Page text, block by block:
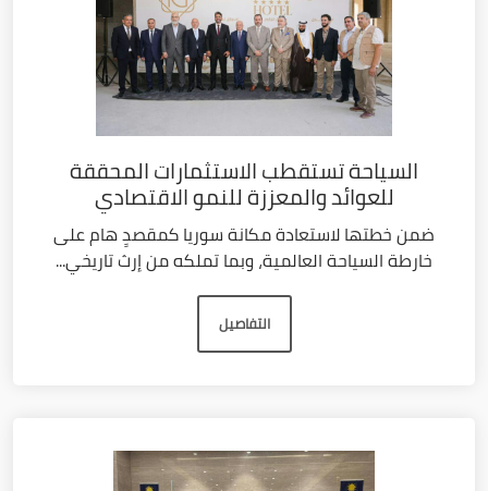
السياحة تستقطب الاستثمارات المحققة
للعوائد والمعززة للنمو الاقتصادي
ضمن خطتها لاستعادة مكانة سوريا كمقصدٍ هام على
خارطة السياحة العالمية، وبما تملكه من إرث تاريخي...
التفاصيل